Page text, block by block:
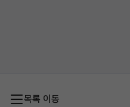
목록 이동